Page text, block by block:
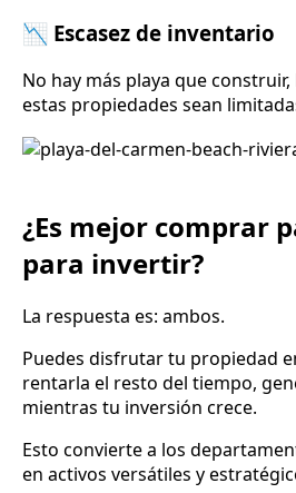
📉 Escasez de inventario
No hay más playa que
estas propiedades sean
¿Es mejor comprar
para invertir?
La respuesta es: ambos.
Puedes disfrutar tu propiedad
rentarla el resto del tiempo,
mientras tu inversión crece.
Esto convierte a los
en activos versátiles y